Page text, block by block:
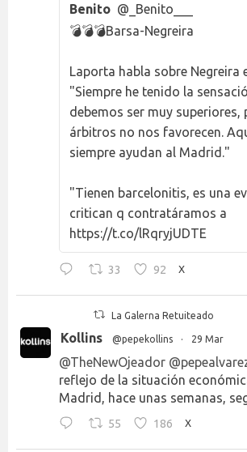
Benito @_Benito___
💣💣💣Barsa-Negreira
Laporta habla sobre Negreira
"Siempre he tenido la
debemos ser muy superiores,
árbitros no nos favorecen.
siempre ayudan al Madrid."
"Tienen barcelonitis, es una
critican q contratáramos a
https://t.co/lRqryjUDTE
33 92 X
La Galerna Retuiteado
Kollins @pepekollins · 29 Mar
@TheNewOjeador
reflejo de la situación
Madrid, hace unas semanas,
55 186 X